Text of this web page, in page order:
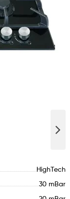
HighTech
30 mBar